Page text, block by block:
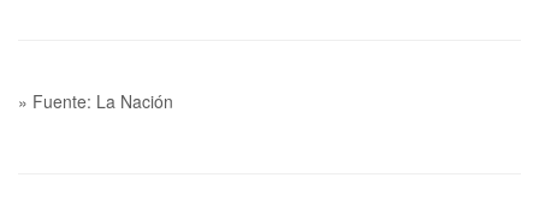
» Fuente: La Nación